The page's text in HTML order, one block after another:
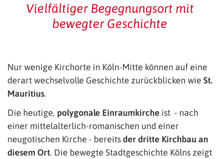
Vielfältiger Begegnungsort mit
bewegter Geschichte
Nur wenige Kirchorte in Köln-Mitte können auf eine
derart wechselvolle Geschichte zurückblicken wie St.
Mauritius.
Die heutige, polygonale Einraumkirche ist - nach
einer mittelalterlich-romanischen und einer
neugotischen Kirche - bereitsder dritte Kirchbau an
diesem Ort. Die bewegte Stadtgeschichte Kölns zeigt